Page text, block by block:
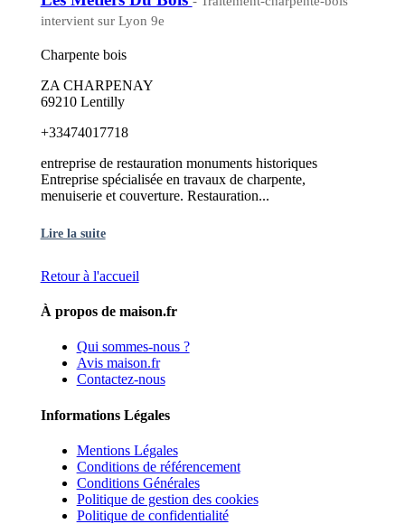
intervient sur Lyon 9e
Charpente bois
ZA CHARPENAY
69210 Lentilly
+33474017718
entreprise de restauration monuments historiques
Entreprise spécialisée en travaux de charpente,
menuiserie et couverture. Restauration...
Lire la suite
Retour à l'accueil
À propos de maison.fr
Qui sommes-nous ?
Avis maison.fr
Contactez-nous
Informations Légales
Mentions Légales
Conditions de référencement
Conditions Générales
Politique de gestion des cookies
Politique de confidentialité